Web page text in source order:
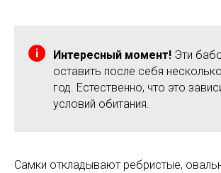
Интересный момент! Эти
оставить после себя
год. Естественно, что это
условий обитания.
Самки откладывают ребристые,